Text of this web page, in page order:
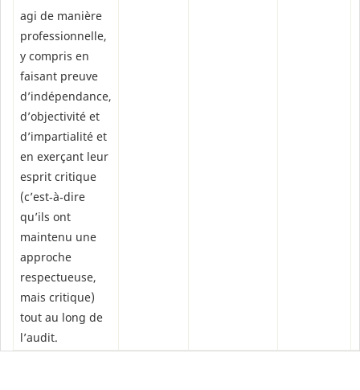
agi de manière
professionnelle,
y compris en
faisant preuve
d’indépendance,
d’objectivité et
d’impartialité et
en exerçant leur
esprit critique
(c’est‑à‑dire
qu’ils ont
maintenu une
approche
respectueuse,
mais critique)
tout au long de
l’audit.